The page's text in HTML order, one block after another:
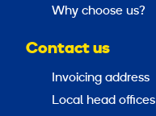
Why choose us?
Contact us
Invoicing address
Local head offices